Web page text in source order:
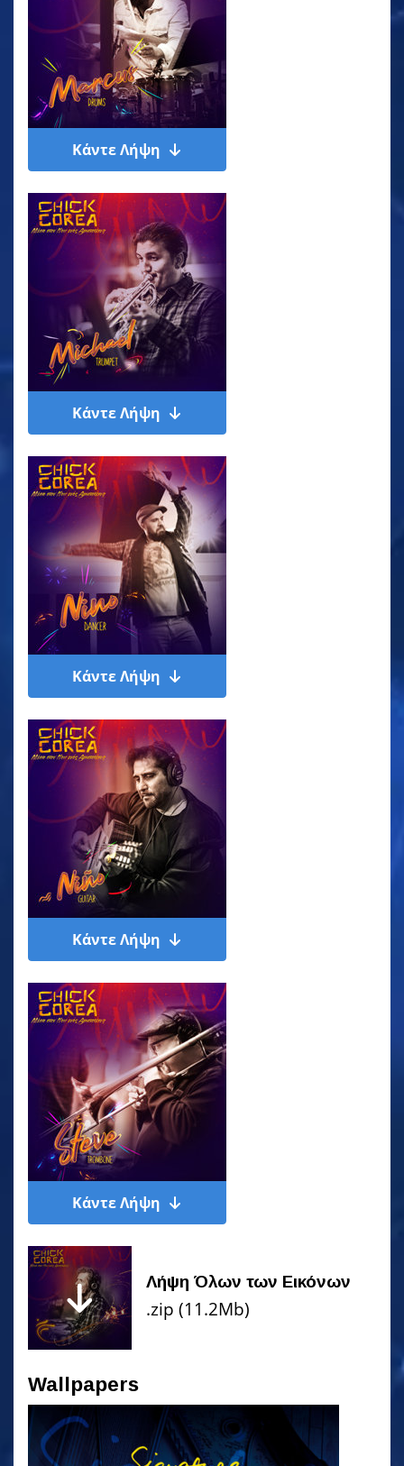
Κάντε Λήψη
Κάντε Λήψη
Κάντε Λήψη
Κάντε Λήψη
Κάντε Λήψη
Λήψη Όλων των Εικόνων
.zip (11.2Mb)
Wallpapers